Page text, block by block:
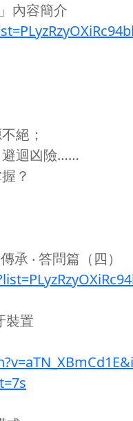
內容簡介
絕；
避迴凶險……
？
‧ 答問篇（四）
裝置